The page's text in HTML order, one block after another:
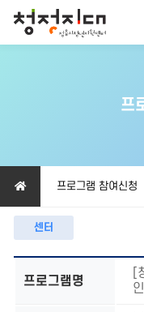
프
프로그램 참여신청
센터
프로그램명
[